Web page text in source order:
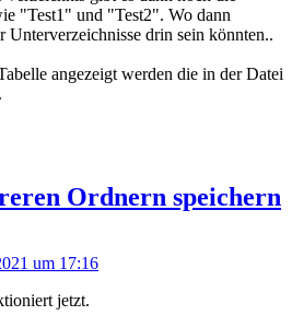
"Test1" und "Test2". Wo dann
Unterverzeichnisse drin sein könnten..
angezeigt werden die in der Datei
Ordnern speichern
um 17:16
jetzt.